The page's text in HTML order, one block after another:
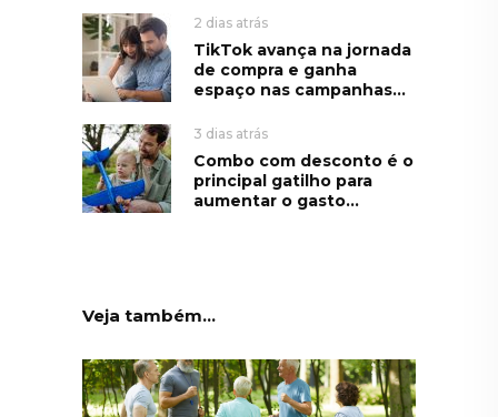
2 dias atrás
TikTok avança na jornada
de compra e ganha
espaço nas campanhas...
3 dias atrás
Combo com desconto é o
principal gatilho para
aumentar o gasto...
Veja também...